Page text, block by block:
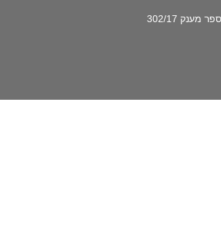
302/17